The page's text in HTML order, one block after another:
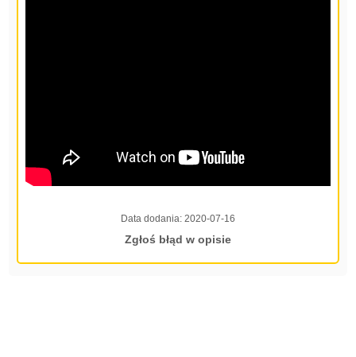
Data dodania: 2020-07-16
Zgłoś błąd w opisie